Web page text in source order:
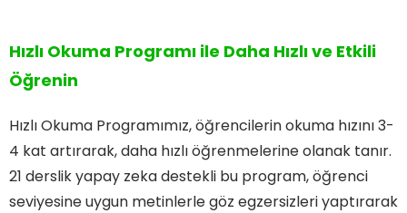
Hızlı Okuma Programı ile Daha Hızlı ve Etkili
Öğrenin
Hızlı Okuma Programımız, öğrencilerin okuma hızını 3-
4 kat artırarak, daha hızlı öğrenmelerine olanak tanır.
21 derslik yapay zeka destekli bu program, öğrenci
seviyesine uygun metinlerle göz egzersizleri yaptırarak